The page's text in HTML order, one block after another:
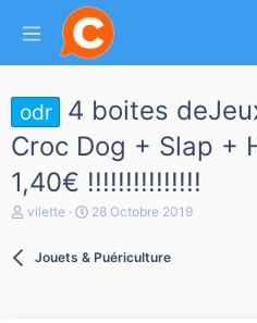
odr
4 boites
Croc Dog + Slap +
1,40€ !!!!!!!!!!!!!!!
A
vilette
D
e
28 Octobre 2019
Jouets & Puériculture